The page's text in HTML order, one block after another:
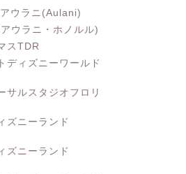
ウラニ(Aulani)
ウラニ・ホノルル)
スTDR
ディズニーワールド
サルスタジオフロリ
ズニーランド
ズニーランド